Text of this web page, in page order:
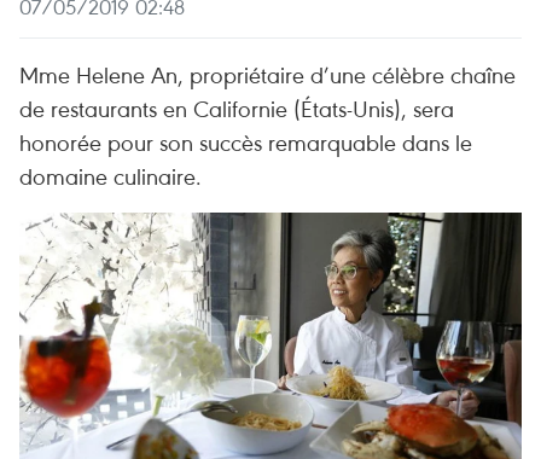
07/05/2019 02:48
Mme Helene An, propriétaire d’une célèbre chaîne
de restaurants en Californie (États-Unis), sera
honorée pour son succès remarquable dans le
domaine culinaire.